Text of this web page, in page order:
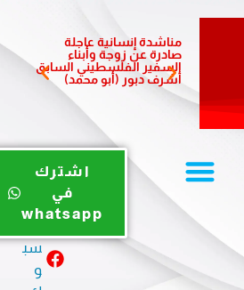
مناشدة إنسانية عاجلة
صادرة عن زوجة وأبناء
السفير الفلسطيني السابق
أشرف دبور (أبو محمد)
لدعم
يو
ب
سب
و
اشترك
في
whatsapp